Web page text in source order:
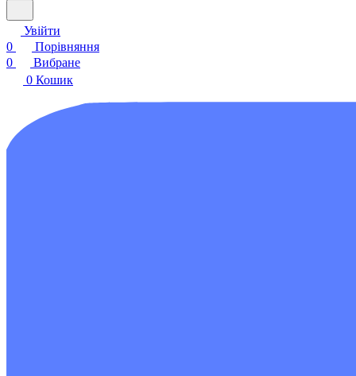
Увійти
0
Порівняння
0
Вибране
0 Кошик